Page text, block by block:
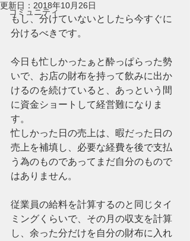
コミュニティ
更新日： 2018年10月26日
もし、分けていないとしたら今すぐに
分けるべきです。
今日も忙しかったぁと酔っぱらった勢
いで、お店の財布を持って飲みに出か
けるのを続けていると、あっという間
に資金ショートして経営難になりま
す。
忙しかった日の売上は、暇だった日の
売上を補填し、必要な経費を後で支払
う為のものであってまだ自分のもので
はありません。
従業員の給料を計算するのと同じタイ
ミングくらいで、その月の収支を計算
し、余った分だけを自分の財布に入れ